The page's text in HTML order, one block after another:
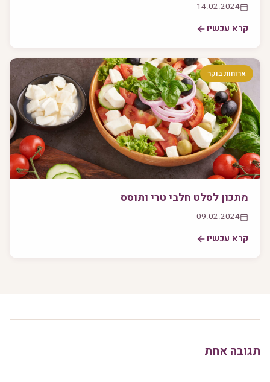
14.02.2024
קרא עכשיו
ארוחות בוקר
מתכון לסלט חלבי טרי ותוסס
09.02.2024
קרא עכשיו
תגובה אחת